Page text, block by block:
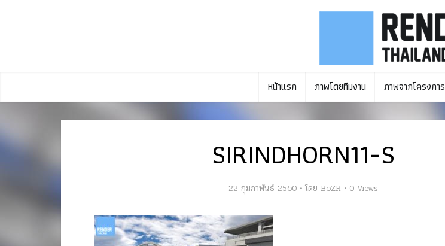
หน้าแรก ภาพโดยทีมงาน ภาพจากโครงการ
SIRINDHORN11-S
22 กุมภาพันธ์ 2560 โดย BoZR 0 Views